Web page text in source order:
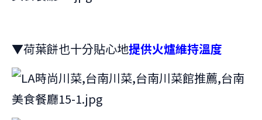
▼荷葉餅也十分貼心地提供火爐維持溫度